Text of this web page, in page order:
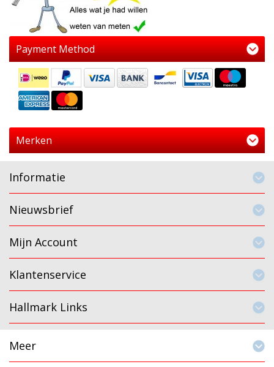
Payment Method
Merken
Informatie
Nieuwsbrief
Mijn Account
Klantenservice
Hallmark Links
Meer